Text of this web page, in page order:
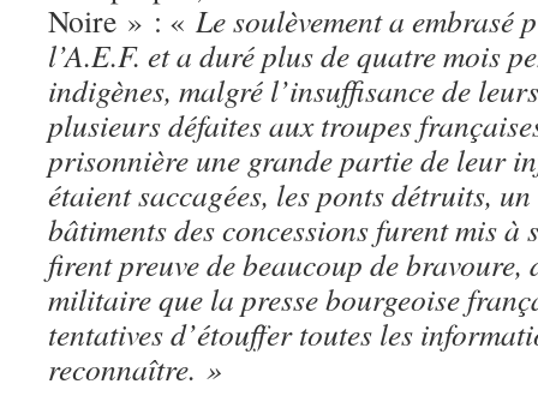
Noire » : « Le soulèvement a embrasé
l’A.E.F. et a duré plus de quatre mois
indigènes, malgré l’insuffisance de
plusieurs défaites aux troupes
prisonnière une grande partie de leur
étaient saccagées, les ponts détruits,
bâtiments des concessions furent mis à
firent preuve de beaucoup de bravoure,
militaire que la presse bourgeoise
tentatives d’étouffer toutes les
reconnaître. »